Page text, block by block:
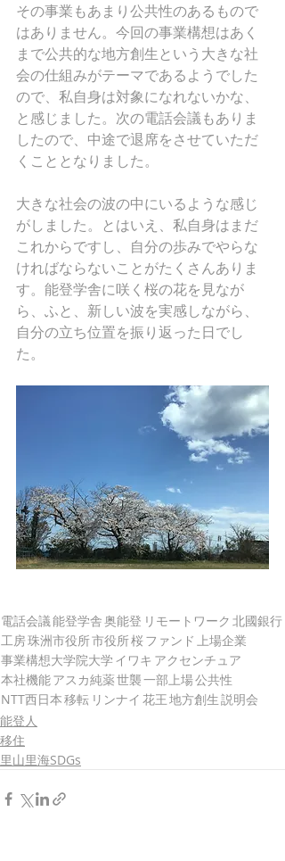
その事業もあまり公共性のあるもので
はありません。今回の事業構想はあく
まで公共的な地方創生という大きな社
会の仕組みがテーマであるようでした
ので、私自身は対象になれないかな、
と感じました。次の電話会議もありま
したので、中途で退席をさせていただ
くこととなりました。
大きな社会の波の中にいるような感じ
がしました。とはいえ、私自身はまだ
これからですし、自分の歩みでやらな
ければならないことがたくさんありま
す。能登学舎に咲く桜の花を見なが
ら、ふと、新しい波を実感しながら、
自分の立ち位置を振り返った日でし
た。
電話会議能登学舎奥能登 リモートワーク 北國銀行
工房珠洲市役所市役所桜ファンド 上場企業
事業構想大学院大学 イワキ アクセンチュア
本社機能アスカ純薬世襲一部上場公共性
NTT西日本移転 リンナイ 花王地方創生説明会
能登人
移住
里山里海SDGs